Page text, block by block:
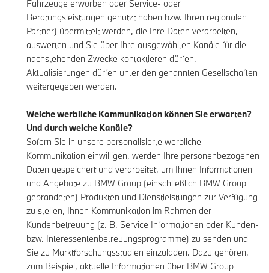
Fahrzeuge erworben oder Service- oder
Beratungsleistungen genutzt haben bzw. Ihren regionalen
Partner) übermittelt werden, die Ihre Daten verarbeiten,
auswerten und Sie über Ihre ausgewählten Kanäle für die
nachstehenden Zwecke kontaktieren dürfen.
Aktualisierungen dürfen unter den genannten Gesellschaften
weitergegeben werden.
Welche werbliche Kommunikation können Sie erwarten?
Und durch welche Kanäle?
Sofern Sie in unsere personalisierte werbliche
Kommunikation einwilligen, werden Ihre personenbezogenen
Daten gespeichert und verarbeitet, um Ihnen Informationen
und Angebote zu BMW Group (einschließlich BMW Group
gebrandeten) Produkten und Dienstleistungen zur Verfügung
zu stellen, Ihnen Kommunikation im Rahmen der
Kundenbetreuung (z. B. Service Informationen oder Kunden-
bzw. Interessentenbetreuungsprogramme) zu senden und
Sie zu Marktforschungsstudien einzuladen. Dazu gehören,
zum Beispiel, aktuelle Informationen über BMW Group